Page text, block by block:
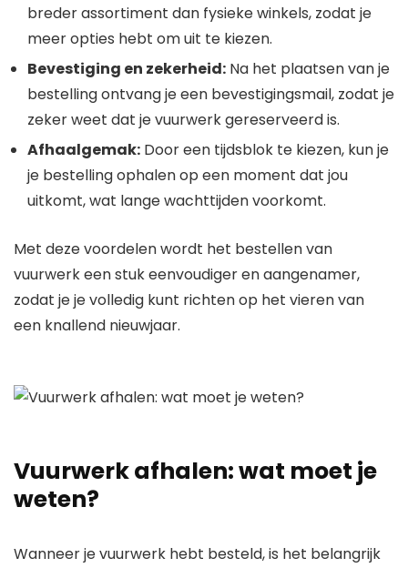
breder assortiment dan fysieke winkels, zodat je
meer opties hebt om uit te kiezen.
Bevestiging en zekerheid: Na het plaatsen van je
bestelling ontvang je een bevestigingsmail, zodat je
zeker weet dat je vuurwerk gereserveerd is.
Afhaalgemak: Door een tijdsblok te kiezen, kun je
je bestelling ophalen op een moment dat jou
uitkomt, wat lange wachttijden voorkomt.
Met deze voordelen wordt het bestellen van
vuurwerk een stuk eenvoudiger en aangenamer,
zodat je je volledig kunt richten op het vieren van
een knallend nieuwjaar.
Vuurwerk afhalen: wat moet je
weten?
Wanneer je vuurwerk hebt besteld, is het belangrijk